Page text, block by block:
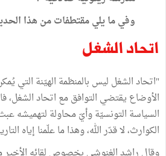
وفي ما يلي مقتطفات من هذا
اتحاد الشغل
"اتحاد الشغل ليس بالمنظمة الهيّنة التي
الأوضاع يقتضي التوافق مع اتحاد الشغل،
السياسة التونسيّة وأيّ محاولة لتهميشه
الكوارث، لا قدّر الله، وهذا ما علّمنا إياه